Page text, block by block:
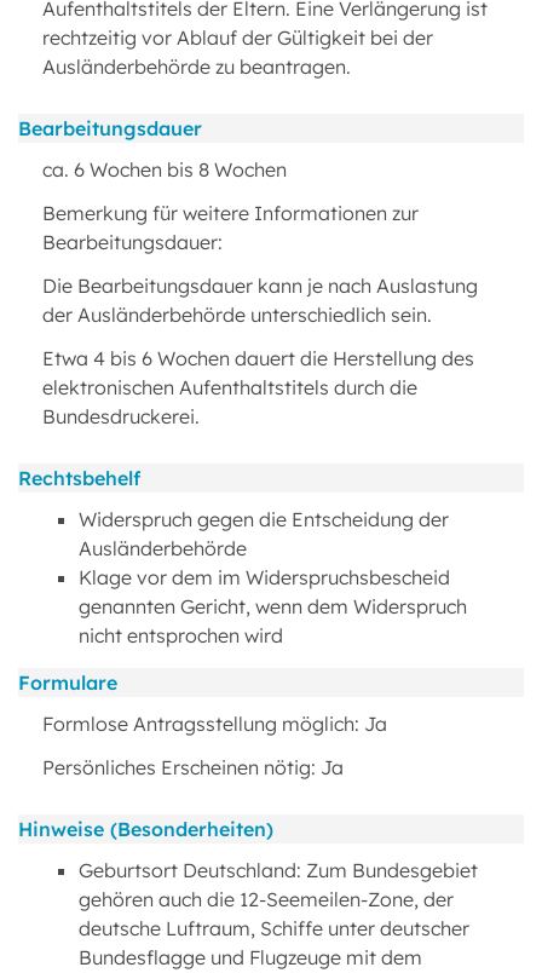
Aufenthaltstitels der Eltern. Eine Verlängerung ist
rechtzeitig vor Ablauf der Gültigkeit bei der
Ausländerbehörde zu beantragen.
Bearbeitungsdauer
ca. 6 Wochen bis 8 Wochen
Bemerkung für weitere Informationen zur
Bearbeitungsdauer:
Die Bearbeitungsdauer kann je nach Auslastung
der Ausländerbehörde unterschiedlich sein.
Etwa 4 bis 6 Wochen dauert die Herstellung des
elektronischen Aufenthaltstitels durch die
Bundesdruckerei.
Rechtsbehelf
Widerspruch gegen die Entscheidung der
Ausländerbehörde
Klage vor dem im Widerspruchsbescheid
genannten Gericht, wenn dem Widerspruch
nicht entsprochen wird
Formulare
Formlose Antragsstellung möglich: Ja
Persönliches Erscheinen nötig: Ja
Hinweise (Besonderheiten)
Geburtsort Deutschland: Zum Bundesgebiet
gehören auch die 12-Seemeilen-Zone, der
deutsche Luftraum, Schiffe unter deutscher
Bundesflagge und Flugzeuge mit dem